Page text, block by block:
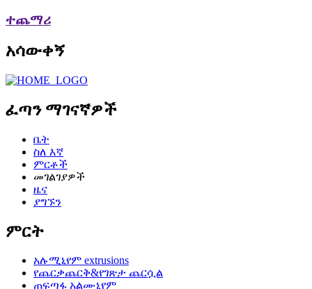
ተጨማሪ
አሳውቀኝ
ፈጣን ማገናኛዎች
ቤት
ስለ እኛ
ምርቶች
መገልገያዎች
ዜና
ያግኙን
ምርት
አሉሚኒየም extrusions
የጨርቃጨርቅ&የገጽታ ጨርሷል
ጠፍጣፋ አልሙኒየም